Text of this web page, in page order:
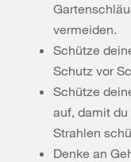
vermeiden.
Schütze
Schutz vor
Schütze
auf, damit du
Strahlen
Denke an